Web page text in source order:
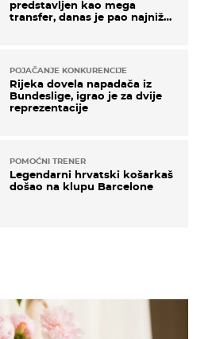
predstavljen kao mega
transfer, danas je pao najniže
POJAČANJE KONKURENCIJE
Rijeka dovela napadača iz
Bundeslige, igrao je za dvije
reprezentacije
POMOĆNI TRENER
Legendarni hrvatski košarkaš
došao na klupu Barcelone